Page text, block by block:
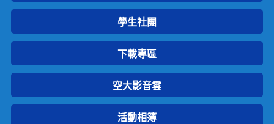
學生社團
下載專區
空大影音雲
活動相簿